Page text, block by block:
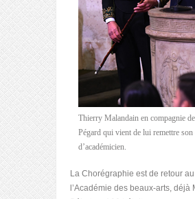
Thierry Malandain en compagnie
Pégard qui vient de lui remettre son
d’académicien.
La Chorégraphie est de retour
l’Académie des beaux-arts, déjà